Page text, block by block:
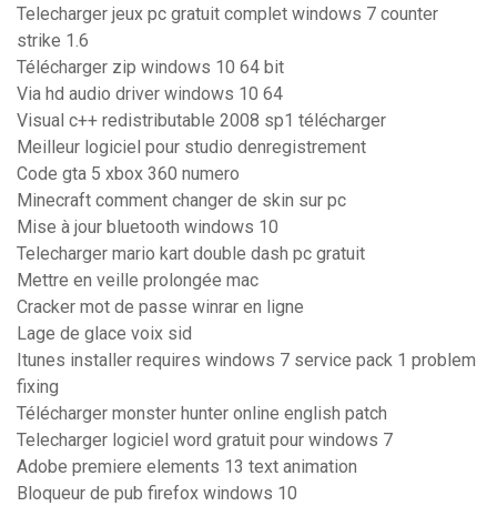
Telecharger jeux pc gratuit complet windows 7 counter
strike 1.6
Télécharger zip windows 10 64 bit
Via hd audio driver windows 10 64
Visual c++ redistributable 2008 sp1 télécharger
Meilleur logiciel pour studio denregistrement
Code gta 5 xbox 360 numero
Minecraft comment changer de skin sur pc
Mise à jour bluetooth windows 10
Telecharger mario kart double dash pc gratuit
Mettre en veille prolongée mac
Cracker mot de passe winrar en ligne
Lage de glace voix sid
Itunes installer requires windows 7 service pack 1 problem
fixing
Télécharger monster hunter online english patch
Telecharger logiciel word gratuit pour windows 7
Adobe premiere elements 13 text animation
Bloqueur de pub firefox windows 10